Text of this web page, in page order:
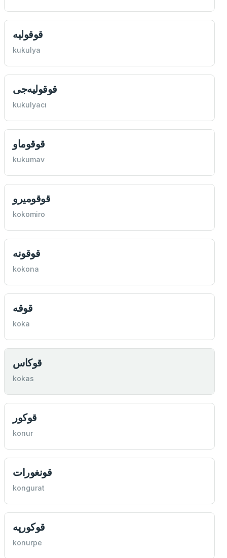
قوقوليه
kukulya
قوقوليه‌جی
kukulyacı
قوقوماو
kukumav
قوقوميرو
kokomiro
قوقونه
kokona
قوقه
koka
قوكاس
kokas
قوكور
konur
قونغورات
kongurat
قوكورپه
konurpe